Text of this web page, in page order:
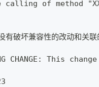
calling of method
有破坏兼容性的改动和关
CHANGE: This